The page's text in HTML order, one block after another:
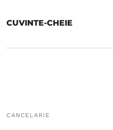
CUVINTE-CHEIE
CANCELARIE